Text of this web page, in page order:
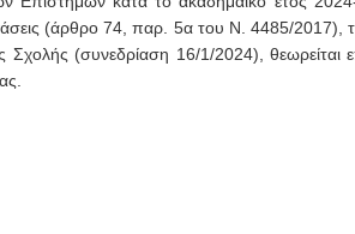
(άρθρο 74, παρ. 5α του Ν. 4485/
Σχολής (συνεδρίαση 16/1/2024),